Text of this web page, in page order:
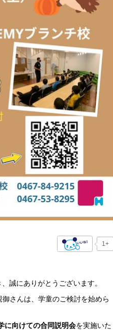
1+
誠にありがとうございます。
さんは、学童のご検討を始めら
に向けての合同説明会を実施いた